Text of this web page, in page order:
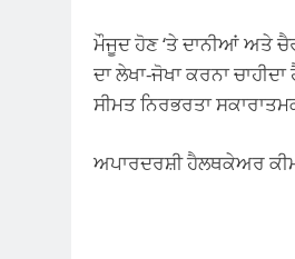
ਮੌਜੂਦ ਹੋਣ ‘ਤੇ ਦਾਨੀਆਂ ਅਤੇ
ਦਾ ਲੇਖਾ-ਜੋਖਾ ਕਰਨਾ
ਸੀਮਤ ਨਿਰਭਰਤਾ
ਅਪਾਰਦਰਸ਼ੀ ਹੈਲਥਕੇਅਰ